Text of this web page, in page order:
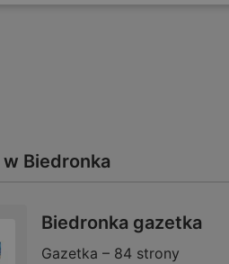
Biedronka
Biedronka gazetka
Gazetka – 84 strony